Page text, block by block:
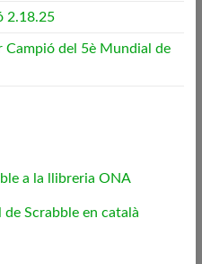
2.18.25
Campió del 5è Mundial de